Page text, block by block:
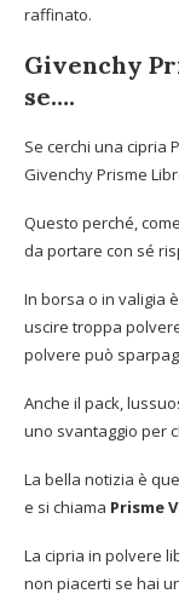
raffinato.
Givenchy
se….
Se cerchi una cipria
Givenchy Prisme
Questo perché,
da portare con sé
In borsa o in valigia
uscire troppa
polvere può
Anche il pack,
uno svantaggio per
La bella notizia è
e si chiama Prisme
La cipria in polvere
non piacerti se hai